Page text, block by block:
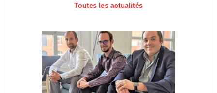
Toutes les actualités